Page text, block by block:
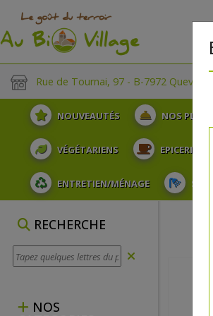
Rue de Tournai, 97 - B-7972
NOUVEAUTÉS NOS
VÉGÉTARIENS EPICERIE
ENTRETIEN/MÉNAGE
RECHERCHE
NOS